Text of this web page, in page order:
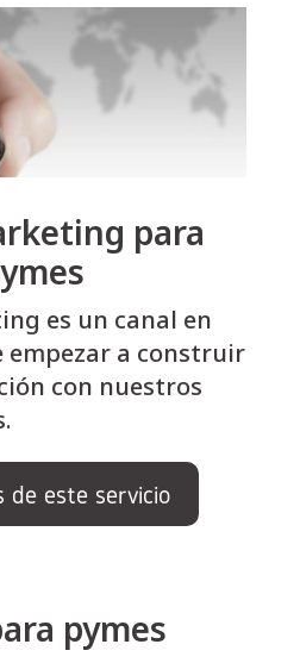
para
es un canal en
empezar a construir
con nuestros
de este servicio
pymes